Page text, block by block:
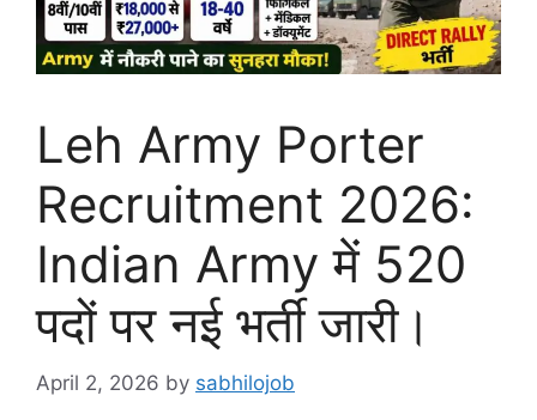
Leh Army Porter
Recruitment 2026:
Indian Army में 520
पदों पर नई भर्ती जारी।
April 2, 2026 by sabhilojob